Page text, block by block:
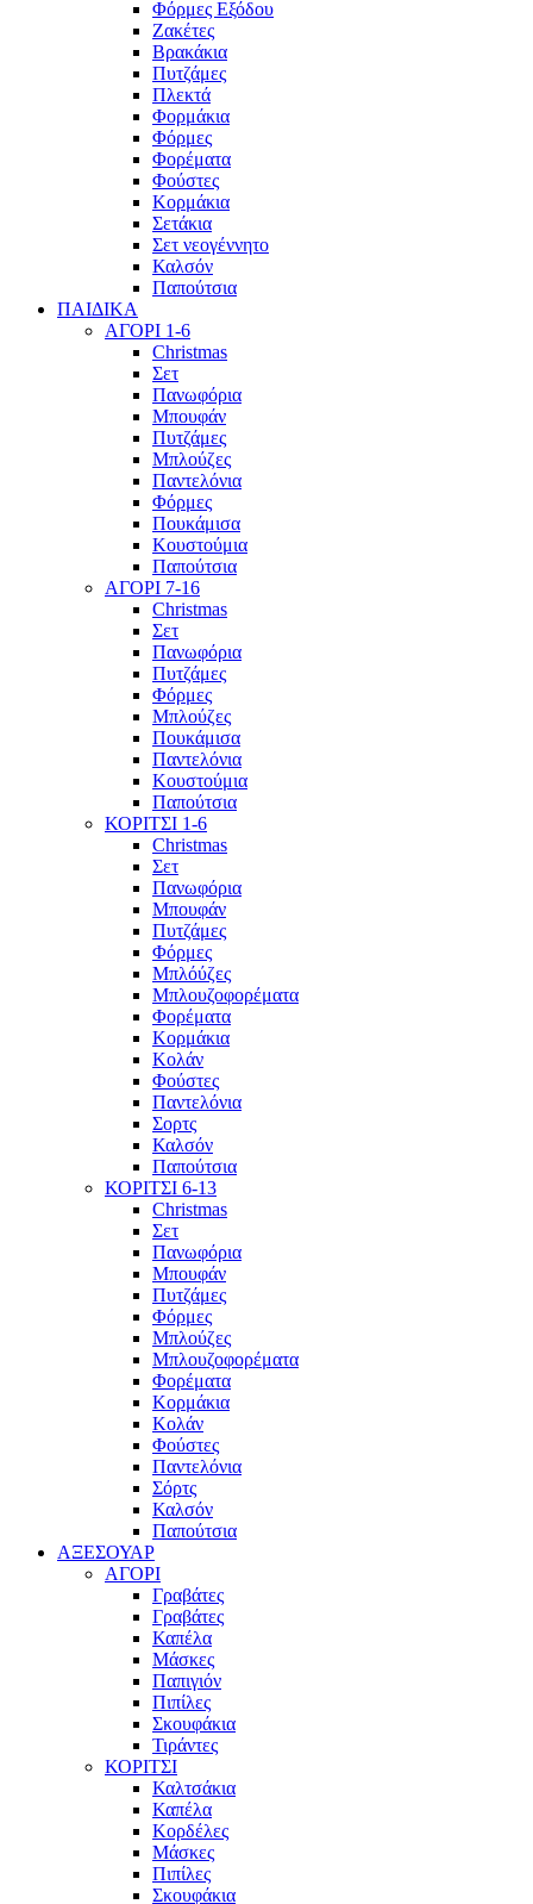
Φόρμες Εξόδου
Ζακέτες
Βρακάκια
Πυτζάμες
Πλεκτά
Φορμάκια
Φόρμες
Φορέματα
Φούστες
Κορμάκια
Σετάκια
Σετ νεογέννητο
Καλσόν
Παπούτσια
ΠΑΙΔΙΚΑ
ΑΓΟΡΙ 1-6
Christmas
Σετ
Πανωφόρια
Μπουφάν
Πυτζάμες
Μπλούζες
Παντελόνια
Φόρμες
Πουκάμισα
Κουστούμια
Παπούτσια
ΑΓΟΡΙ 7-16
Christmas
Σετ
Πανωφόρια
Πυτζάμες
Φόρμες
Μπλούζες
Πουκάμισα
Παντελόνια
Κουστούμια
Παπούτσια
ΚΟΡΙΤΣΙ 1-6
Christmas
Σετ
Πανωφόρια
Μπουφάν
Πυτζάμες
Φόρμες
Μπλόύζες
Μπλουζοφορέματα
Φορέματα
Κορμάκια
Κολάν
Φούστες
Παντελόνια
Σορτς
Καλσόν
Παπούτσια
ΚΟΡΙΤΣΙ 6-13
Christmas
Σετ
Πανωφόρια
Μπουφάν
Πυτζάμες
Φόρμες
Μπλούζες
Μπλουζοφορέματα
Φορέματα
Κορμάκια
Κολάν
Φούστες
Παντελόνια
Σόρτς
Καλσόν
Παπούτσια
ΑΞΕΣΟΥΑΡ
ΑΓΟΡΙ
Γραβάτες
Γραβάτες
Καπέλα
Μάσκες
Παπιγιόν
Πιπίλες
Σκουφάκια
Τιράντες
ΚΟΡΙΤΣΙ
Καλτσάκια
Καπέλα
Κορδέλες
Μάσκες
Πιπίλες
Σκουφάκια